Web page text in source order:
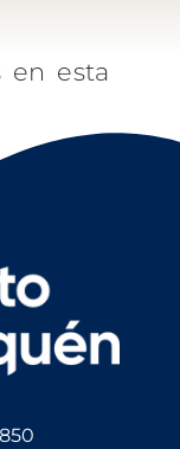
en esta